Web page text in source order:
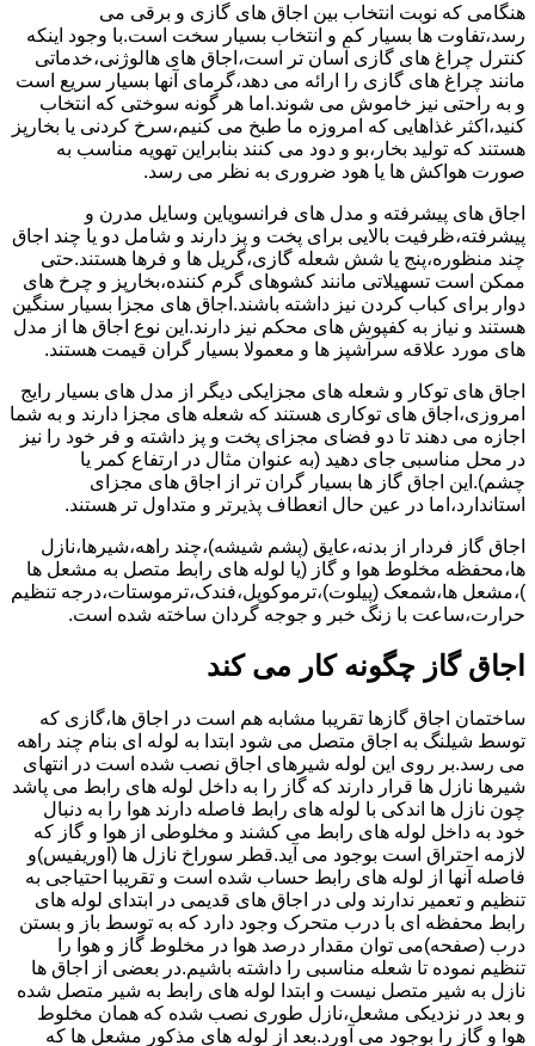
هنگامی که نوبت انتخاب بین اجاق های گازی و برقی می
رسد،تفاوت ها بسیار کم و انتخاب بسیار سخت است.با وجود اینکه
کنترل چراغ های گازی آسان تر است،اجاق های هالوژنی،خدماتی
مانند چراغ های گازی را ارائه می دهد،گرمای آنها بسیار سریع است
و به راحتی نیز خاموش می شوند.اما هر گونه سوختی که انتخاب
کنید،اکثر غذاهایی که امروزه ما طبخ می کنیم،سرخ کردنی یا بخارپز
هستند که تولید بخار،بو و دود می کنند بنابراین تهویه مناسب به
صورت هواکش ها یا هود ضروری به نظر می رسد.
اجاق های پیشرفته و مدل های فرانسویاین وسایل مدرن و
پیشرفته،ظرفیت بالایی برای پخت و پز دارند و شامل دو یا چند اجاق
چند منظوره،پنج یا شش شعله گازی،گریل ها و فرها هستند.حتی
ممکن است تسهیلاتی مانند کشوهای گرم کننده،بخارپز و چرخ های
دوار برای کباب کردن نیز داشته باشند.اجاق های مجزا بسیار سنگین
هستند و نیاز به کفپوش های محکم نیز دارند.این نوع اجاق ها از مدل
های مورد علاقه سرآشپز ها و معمولا بسیار گران قیمت هستند.
اجاق های توکار و شعله های مجزایکی دیگر از مدل های بسیار رایج
امروزی،اجاق های توکاری هستند که شعله های مجزا دارند و به شما
اجازه می دهند تا دو فضای مجزای پخت و پز داشته و فر خود را نیز
در محل مناسبی جای دهید (به عنوان مثال در ارتفاع کمر یا
چشم).این اجاق گاز ها بسیار گران تر از اجاق های مجزای
استاندارد،اما در عین حال انعطاف پذیرتر و متداول تر هستند.
اجاق گاز فردار از بدنه،عایق (پشم شیشه)،چند راهه،شیرها،نازل
ها،محفظه مخلوط هوا و گاز (یا لوله های رابط متصل به مشعل ها
)،مشعل ها،شمعک (پیلوت)،ترموکوپل،فندک،ترموستات،درجه تنظیم
حرارت،ساعت با زنگ خبر و جوجه گردان ساخته شده است.
اجاق گاز چگونه کار می کند
ساختمان اجاق گازها تقریبا مشابه هم است در اجاق ها،گازی که
توسط شیلنگ به اجاق متصل می شود ابتدا به لوله ای بنام چند راهه
می رسد.بر روی این لوله شیرهای اجاق نصب شده است در انتهای
شیرها نازل ها قرار دارند که گاز را به داخل لوله های رابط می پاشد
چون نازل ها اندکی با لوله های رابط فاصله دارند هوا را به دنبال
خود به داخل لوله های رابط می کشند و مخلوطی از هوا و گاز که
لازمه احتراق است بوجود می آید.قطر سوراخ نازل ها (اوریفیس)و
فاصله آنها از لوله های رابط حساب شده است و تقریبا احتیاجی به
تنظیم و تعمیر ندارند ولی در اجاق های قدیمی در ابتدای لوله های
رابط محفظه ای با درب متحرک وجود دارد که به توسط باز و بستن
درب (صفحه)می توان مقدار درصد هوا در مخلوط گاز و هوا را
تنظیم نموده تا شعله مناسبی را داشته باشیم.در بعضی از اجاق ها
نازل به شیر متصل نیست و ابتدا لوله های رابط به شیر متصل شده
و بعد در نزدیکی مشعل،نازل طوری نصب شده که همان مخلوط
هوا و گاز را بوجود می آورد.بعد از لوله های مذکور مشعل ها که